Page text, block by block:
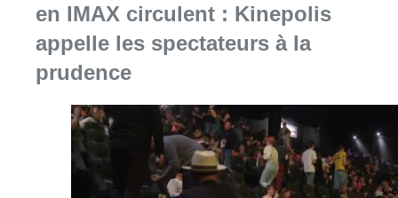
en IMAX circulent : Kinepolis
appelle les spectateurs à la
prudence